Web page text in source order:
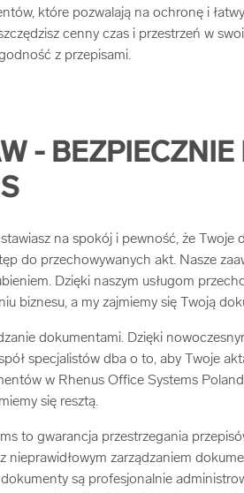
które pozwalają na ochronę i
cenny czas i przestrzeń w
z przepisami.
- BEZPIECZNIE
na spokój i pewność, że Twoje
do przechowywanych akt. Nasze
Dzięki naszym usługom
biznesu, a my zajmiemy się Twoją
dokumentami. Dzięki
specjalistów dba o to, aby Twoje
w Rhenus Office Systems
się resztą.
to gwarancja przestrzegania
zarządzaniem
są profesjonalnie